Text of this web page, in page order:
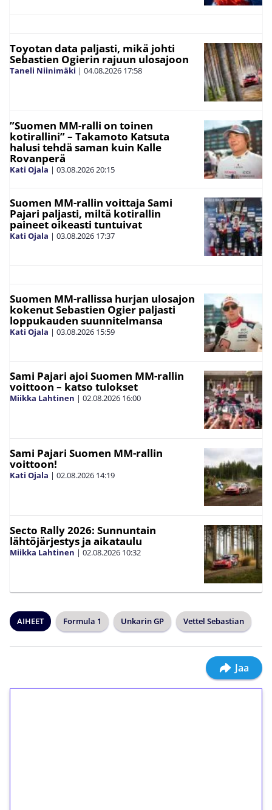
Toyotan data paljasti, mikä johti
Sebastien Ogierin rajuun ulosajoon
Taneli Niinimäki | 04.08.2026 17:58
”Suomen MM-ralli on toinen
kotirallini” – Takamoto Katsuta
halusi tehdä saman kuin Kalle
Rovanperä
Kati Ojala | 03.08.202620:15
Suomen MM-rallin voittaja Sami
Pajari paljasti, miltä kotirallin
paineet oikeasti tuntuivat
Kati Ojala | 03.08.2026 17:37
Suomen MM-rallissa hurjan ulosajon
kokenut Sebastien Ogier paljasti
loppukauden suunnitelmansa
Kati Ojala | 03.08.2026 15:59
Sami Pajari ajoi Suomen MM-rallin
voittoon – katso tulokset
Miikka Lahtinen | 02.08.2026 16:00
Sami Pajari Suomen MM-rallin
voittoon!
Kati Ojala | 02.08.2026 14:19
Secto Rally 2026: Sunnuntain
lähtöjärjestys ja aikataulu
Miikka Lahtinen | 02.08.2026 10:32
AIHEET Formula 1 Unkarin GP Vettel Sebastian
Jaa